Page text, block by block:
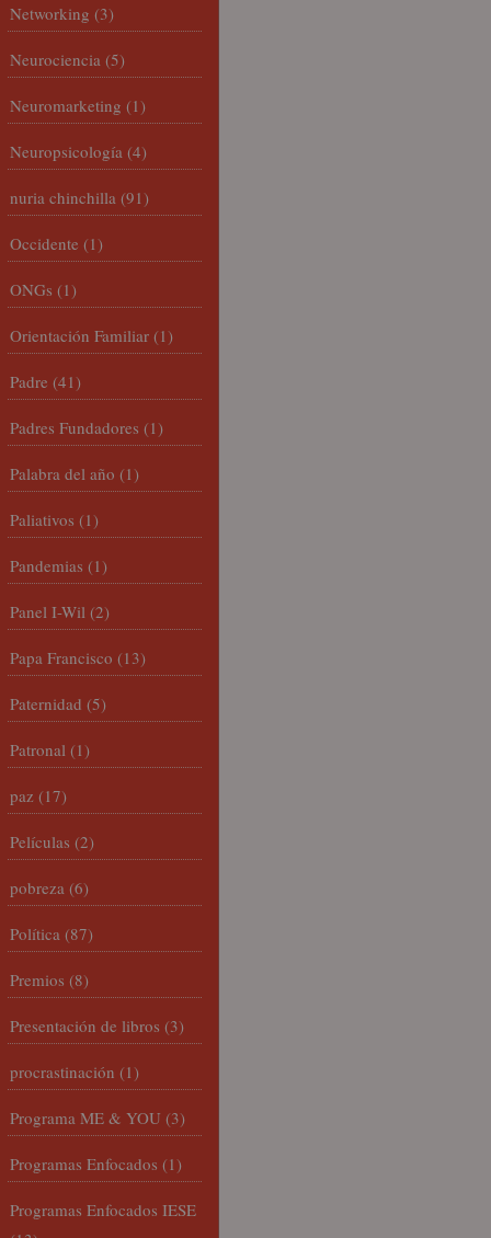
Networking (3)
Neurociencia (5)
Neuromarketing (1)
Neuropsicología (4)
nuria chinchilla (91)
Occidente (1)
ONGs (1)
Orientación Familiar (1)
Padre (41)
Padres Fundadores (1)
Palabra del año (1)
Paliativos (1)
Pandemias (1)
Panel I-Wil (2)
Papa Francisco (13)
Paternidad (5)
Patronal (1)
paz (17)
Películas (2)
pobreza (6)
Política (87)
Premios (8)
Presentación de libros (3)
procrastinación (1)
Programa ME & YOU (3)
Programas Enfocados (1)
Programas Enfocados IESE